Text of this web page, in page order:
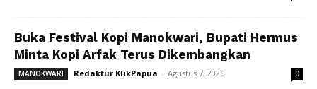
Buka Festival Kopi Manokwari, Bupati Hermus
Minta Kopi Arfak Terus Dikembangkan
MANOKWARI Redaktur KlikPapua - Agustus 7, 2026 0